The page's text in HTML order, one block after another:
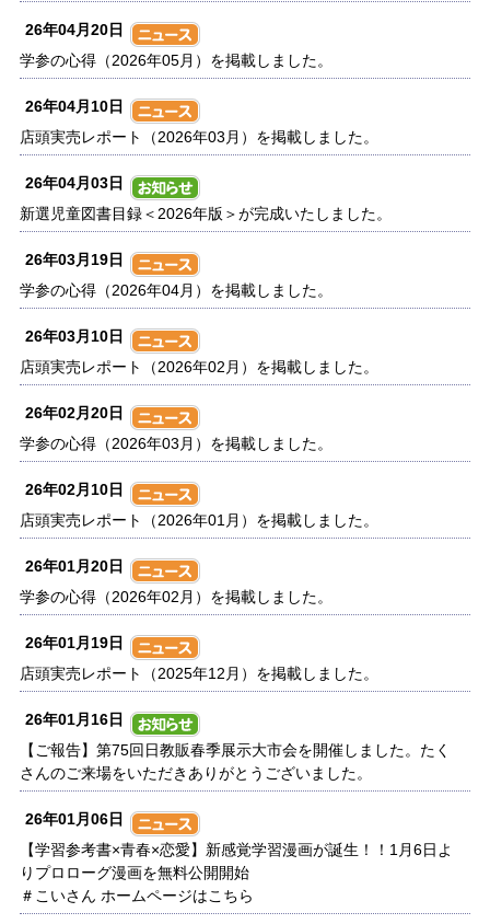
26年04月20日
学参の心得（2026年05月）を掲載しました。
26年04月10日
店頭実売レポート（2026年03月）を掲載しました。
26年04月03日
新選児童図書目録＜2026年版＞が完成いたしました。
26年03月19日
学参の心得（2026年04月）を掲載しました。
26年03月10日
店頭実売レポート（2026年02月）を掲載しました。
26年02月20日
学参の心得（2026年03月）を掲載しました。
26年02月10日
店頭実売レポート（2026年01月）を掲載しました。
26年01月20日
学参の心得（2026年02月）を掲載しました。
26年01月19日
店頭実売レポート（2025年12月）を掲載しました。
26年01月16日
【ご報告】第75回日教販春季展示大市会を開催しました。たく
さんのご来場をいただきありがとうございました。
26年01月06日
【学習参考書×青春×恋愛】新感覚学習漫画が誕生！！1月6日よ
りプロローグ漫画を無料公開開始
＃こいさん ホームページはこちら